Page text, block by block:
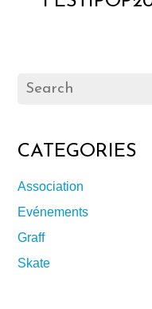
CATEGORIES
Association
Evénements
Graff
Skate